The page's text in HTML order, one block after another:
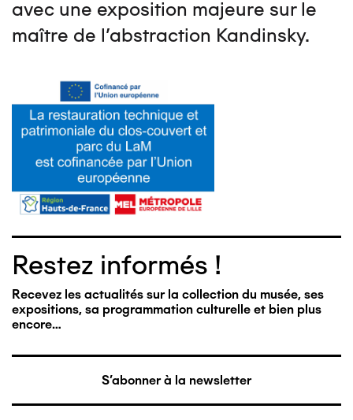
avec une exposition majeure sur le
maître de l'abstraction Kandinsky.
Restez informés !
Recevez les actualités sur la collection du musée, ses
expositions, sa programmation culturelle et bien plus
encore…
S'abonner à la newsletter